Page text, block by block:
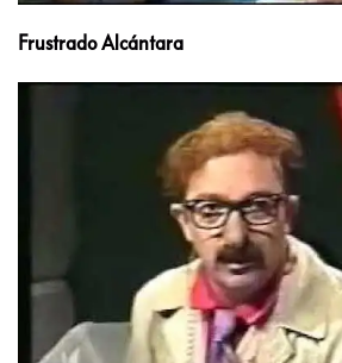
Frustrado Alcántara